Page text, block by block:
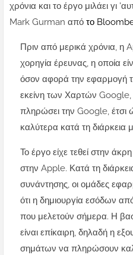
χρόνια και το έργο μιλάει γι
Mark Gurman από το
Πριν από μερικά χρόνια, η
χορηγία έρευνας, η οποία
όσον αφορά την εφαρμογή
εκείνη των Χαρτών Google,
πληρώσει την Google, έτσι
καλύτερα κατά τη διάρκεια
Το έργο είχε τεθεί στην
στην Apple. Κατά τη
συνάντησης, οι ομάδες
ότι η δημιουργία εσόδων
που μελετούν σήμερα. Η
είναι επίκαιρη, δηλαδή η
σημάτων να πληρώσουν